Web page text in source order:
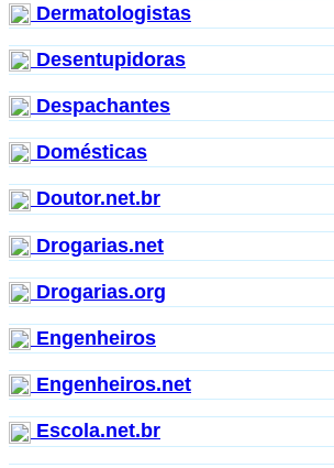
Dermatologistas
Desentupidoras
Despachantes
Domésticas
Doutor.net.br
Drogarias.net
Drogarias.org
Engenheiros
Engenheiros.net
Escola.net.br